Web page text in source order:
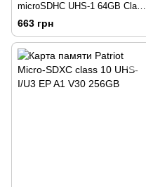
microSDHC UHS-1 64GB Class
10
663 грн